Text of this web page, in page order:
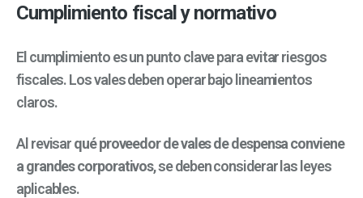
Cumplimiento fiscal y normativo
El cumplimiento es un punto clave para evitar riesgos
fiscales. Los vales deben operar bajo lineamientos
claros.
Al revisarqué proveedor de vales de despensa conviene
a grandes corporativos, se deben considerar las leyes
aplicables.